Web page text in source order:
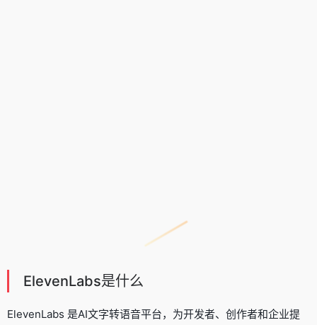
ElevenLabs是什么
ElevenLabs 是AI文字转语音平台，为开发者、创作者和企业提